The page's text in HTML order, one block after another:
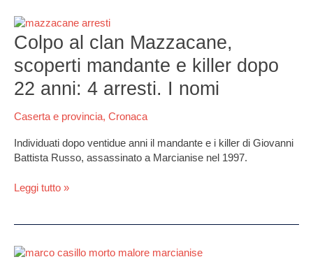
Colpo al clan Mazzacane,
scoperti mandante e killer dopo
22 anni: 4 arresti. I nomi
Caserta e provincia, Cronaca
Individuati dopo ventidue anni il mandante e i killer di Giovanni
Battista Russo, assassinato a Marcianise nel 1997.
Colpo
al
clan
Mazzacane,
scoperti
mandante
e
dopo
22
4
nomi
Leggi tutto »
Dramma